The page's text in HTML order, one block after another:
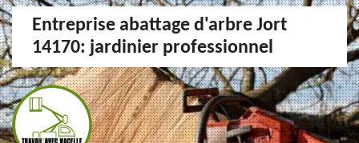
Entreprise abattage d'arbre Jort
14170: jardinier professionnel